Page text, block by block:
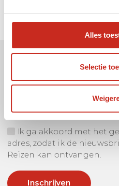
Alles
Selectie
Uw e-mail adres:
Ik ga akkoord met het
adres, zodat ik de
Reizen kan ontvangen.